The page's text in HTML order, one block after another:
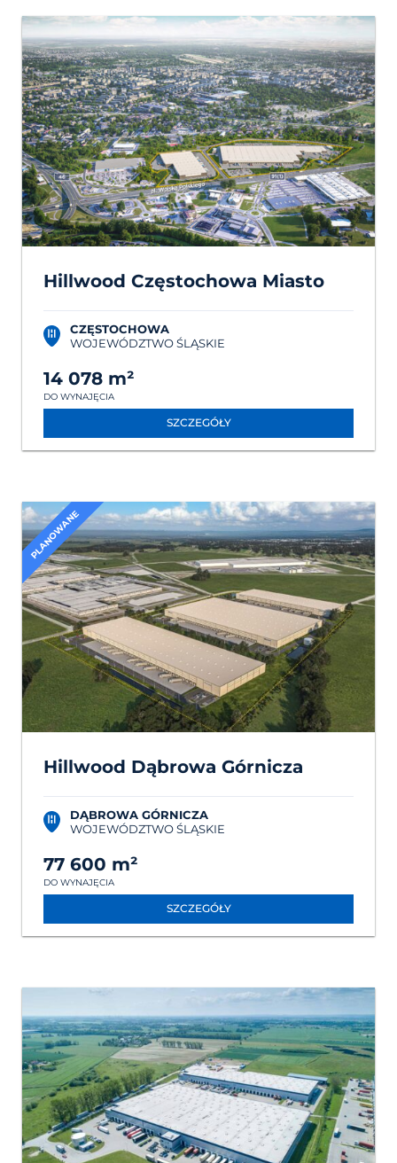
Hillwood Częstochowa Miasto
CZĘSTOCHOWA
WOJEWÓDZTWO ŚLĄSKIE
14 078 m²
DO WYNAJĘCIA
SZCZEGÓŁY
PLANOWANE
Hillwood Dąbrowa Górnicza
DĄBROWA GÓRNICZA
WOJEWÓDZTWO ŚLĄSKIE
77 600 m²
DO WYNAJĘCIA
SZCZEGÓŁY